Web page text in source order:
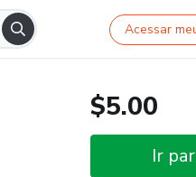
Acessar
$5.00
Ir